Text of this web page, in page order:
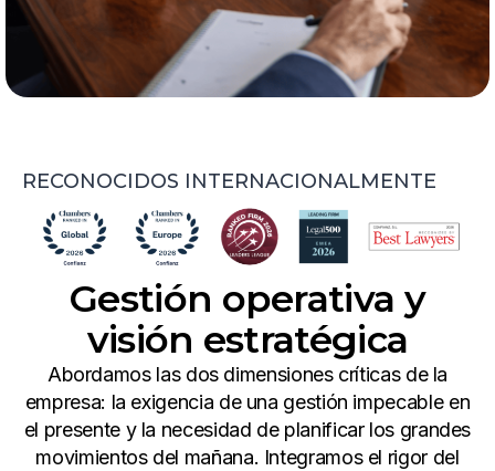
RECONOCIDOS INTERNACIONALMENTE
Gestión operativa y
visión estratégica
Abordamos las dos dimensiones críticas de la
empresa: la exigencia de una gestión impecable en
el presente y la necesidad de planificar los grandes
movimientos del mañana. Integramos el rigor del